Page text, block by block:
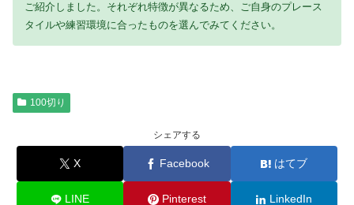
ご紹介しました。それぞれ特徴が異なるため、ご自身のプレース
タイルや練習環境に合ったものを選んでみてください。
100切り
シェアする
X Facebook はてブ
LINE Pinterest LinkedIn